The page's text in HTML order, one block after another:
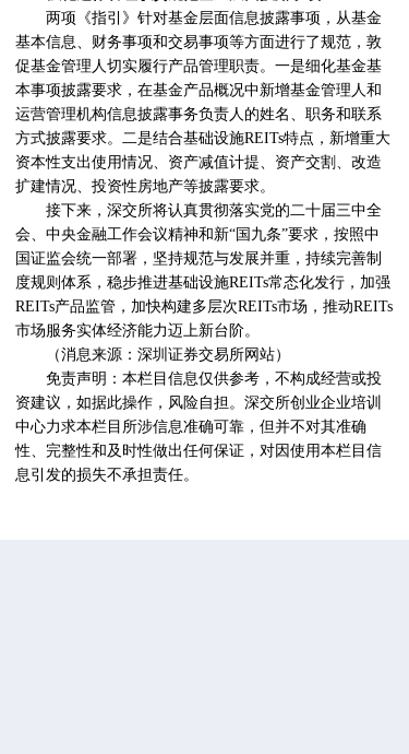
两项《指引》针对基金层面信息披露事项，从基金
基本信息、财务事项和交易事项等方面进行了规范，敦
促基金管理人切实履行产品管理职责。一是细化基金基
本事项披露要求，在基金产品概况中新增基金管理人和
运营管理机构信息披露事务负责人的姓名、职务和联系
方式披露要求。二是结合基础设施REITs特点，新增重大
资本性支出使用情况、资产减值计提、资产交割、改造
扩建情况、投资性房地产等披露要求。
接下来，深交所将认真贯彻落实党的二十届三中全
会、中央金融工作会议精神和新“国九条”要求，按照中
国证监会统一部署，坚持规范与发展并重，持续完善制
度规则体系，稳步推进基础设施REITs常态化发行，加强
REITs产品监管，加快构建多层次REITs市场，推动REITs
市场服务实体经济能力迈上新台阶。
（消息来源：深圳证券交易所网站）
免责声明：本栏目信息仅供参考，不构成经营或投
资建议，如据此操作，风险自担。深交所创业企业培训
中心力求本栏目所涉信息准确可靠，但并不对其准确
性、完整性和及时性做出任何保证，对因使用本栏目信
息引发的损失不承担责任。